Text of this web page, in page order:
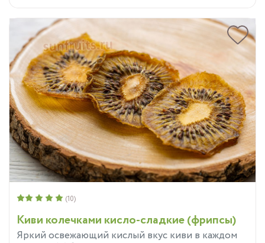
Киви колечками кисло-сладкие (фрипсы)
Яркий освежающий кислый вкус киви в каждом
(10)